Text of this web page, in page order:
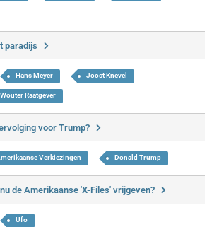
paradijs
Hans Meyer Joost Knevel
Wouter Raatgever
voor Trump?
Verkiezingen Donald Trump
de Amerikaanse 'X-Files' vrijgeven?
Ufo